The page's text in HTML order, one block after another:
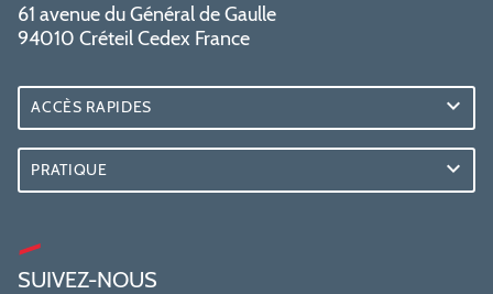
61 avenue du Général de Gaulle
94010 Créteil Cedex France
ACCÈS RAPIDES
PRATIQUE
SUIVEZ-NOUS